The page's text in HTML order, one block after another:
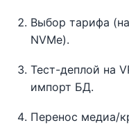
Выбор тарифа
NVMe).
Тест-деплой на
импорт БД.
Перенос медиа/